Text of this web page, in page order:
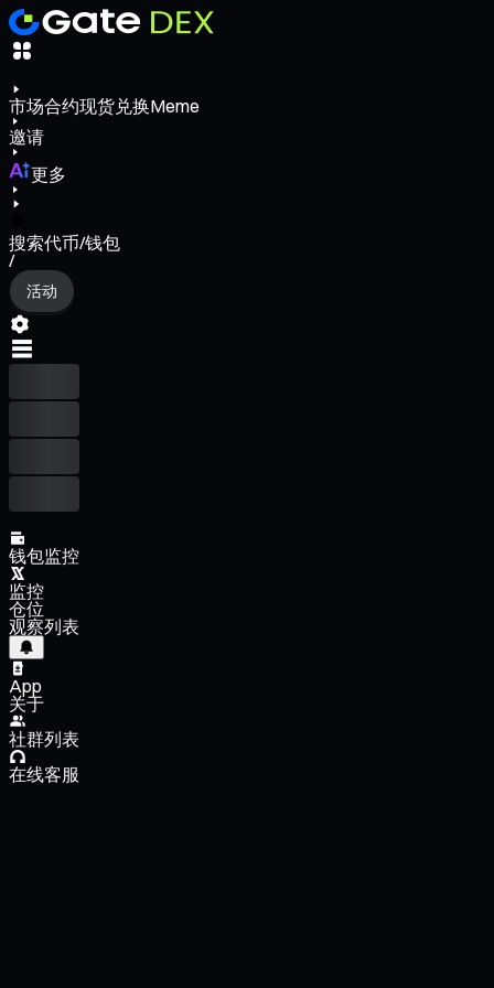
市场合约现货兑换Meme
邀请
更多
搜索代币/钱包
/
活动
钱包监控
监控
仓位
观察列表
App
关于
社群列表
在线客服